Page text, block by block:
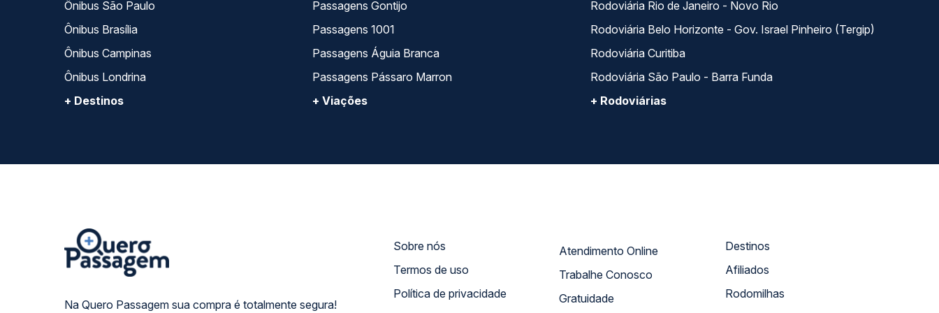
Ônibus São Paulo
Ônibus Brasília
Ônibus Campinas
Ônibus Londrina
+ Destinos
Passagens Gontijo
Passagens 1001
Passagens Águia Branca
Passagens Pássaro Marron
+ Viações
Rodoviária Rio de Janeiro - Novo Rio
Rodoviária Belo Horizonte - Gov. Israel Pinheiro (Tergip)
Rodoviária Curitiba
Rodoviária São Paulo - Barra Funda
+ Rodoviárias
Na Quero Passagem sua compra é totalmente segura!
Sobre nós
Termos de uso
Política de privacidade
Atendimento Online
Trabalhe Conosco
Gratuidade
Destinos
Afiliados
Rodomilhas